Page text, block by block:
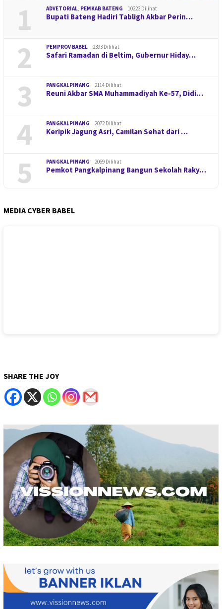
1 ADVETORIAL, PEMKAB BATENG 10223 Dilihat
Bupati Bateng Hadiri Tabligh Akbar Perin…
2 PEMPROV BABEL 2393 Dilihat
Safari Ramadan di Beltim, Gubernur Hiday…
3 PANGKALPINANG 2114 Dilihat
Reuni Akbar SMA Muhammadiyah Ke-57, Didi…
4 PANGKALPINANG 2072 Dilihat
Keripik Jagung Asri, Camilan Sehat dari …
5 PANGKALPINANG 2069 Dilihat
Pemkot Pangkalpinang Bangun Sekolah Raky…
MEDIA CYBER BABEL
SHARE THE JOY